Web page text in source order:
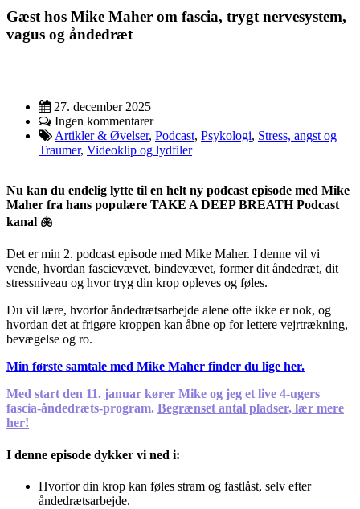
Gæst hos Mike Maher om fascia, trygt nervesystem,
vagus og åndedræt
27. december 2025
Ingen kommentarer
Artikler & Øvelser, Podcast, Psykologi, Stress, angst og
Traumer, Videoklip og lydfiler
Nu kan du endelig lytte til en helt ny podcast episode med Mike
Maher fra hans populære TAKE A DEEP BREATH Podcast
kanal 🫁
Det er min 2. podcast episode med Mike Maher. I denne vil vi
vende, hvordan fascievævet, bindevævet, former dit åndedræt, dit
stressniveau og hvor tryg din krop opleves og føles.
Du vil lære, hvorfor åndedrætsarbejde alene ofte ikke er nok, og
hvordan det at frigøre kroppen kan åbne op for lettere vejrtrækning,
bevægelse og ro.
Min første samtale med Mike Maher finder du lige her.
Med start den 11. januar kører Mike og jeg et live 4-ugers
fascia-åndedræts-program. Begrænset antal pladser, lær mere
her!
I denne episode dykker vi ned i:
Hvorfor din krop kan føles stram og fastlåst, selv efter
åndedrætsarbejde.